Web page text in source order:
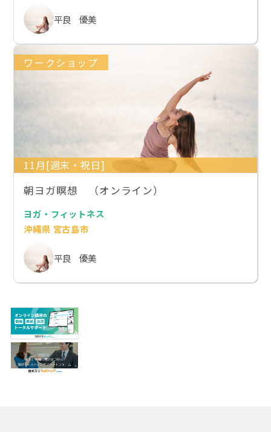
平良 優美
ワークショップ
11月[週末・祝日]
朝ヨガ瞑想 （オンライン）
ヨガ・フィットネス
沖縄県 宮古島市
平良 優美